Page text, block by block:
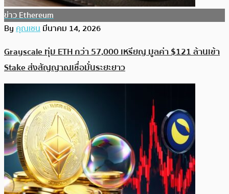
ข่าว Ethereum
Byคุณเชนมีนาคม 14, 2026
Grayscale ทุ่ม ETH กว่า 57,000 เหรียญ มูลค่า $121 ล้านเข้า
Stake ส่งสัญญาณเชื่อมั่นระยะยาว